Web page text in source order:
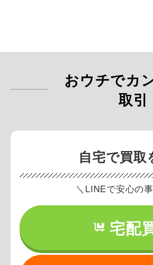
おウチでカ
取引
自宅で買取
＼LINEで安心の
宅配